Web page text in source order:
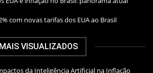
com novas tarifas dos EUA ao Brasil
MAIS VISUALIZADOS
da Inteligência Artificial na Inflação